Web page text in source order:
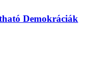
Demokráciák